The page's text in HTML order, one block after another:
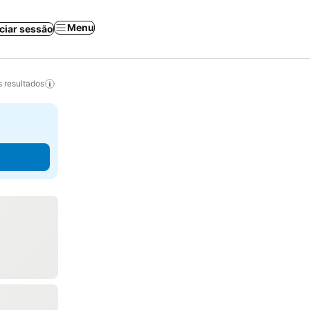
sessão Menu
resultados